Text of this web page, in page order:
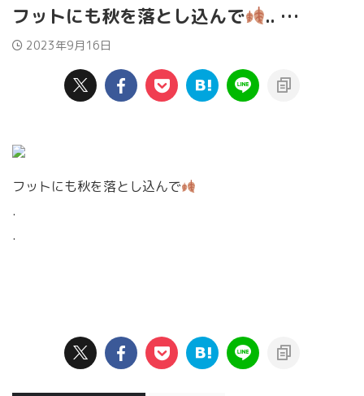
フットにも秋を落とし込んで .. …
2023年9月16日
フットにも秋を落とし込んで
.
.